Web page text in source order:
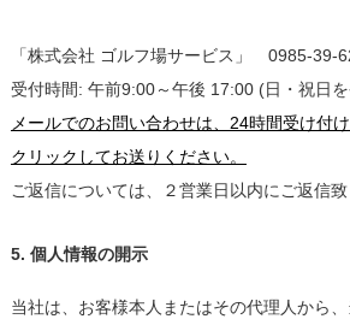
「株式会社 ゴルフ場サービス」 0985-39-
受付時間: 午前9:00～午後 17:00 (日・祝日
メールでのお問い合わせは、24時間受け付
クリックしてお送りください。
ご返信については、２営業日以内にご返信致
5. 個人情報の開示
当社は、お客様本人またはその代理人から